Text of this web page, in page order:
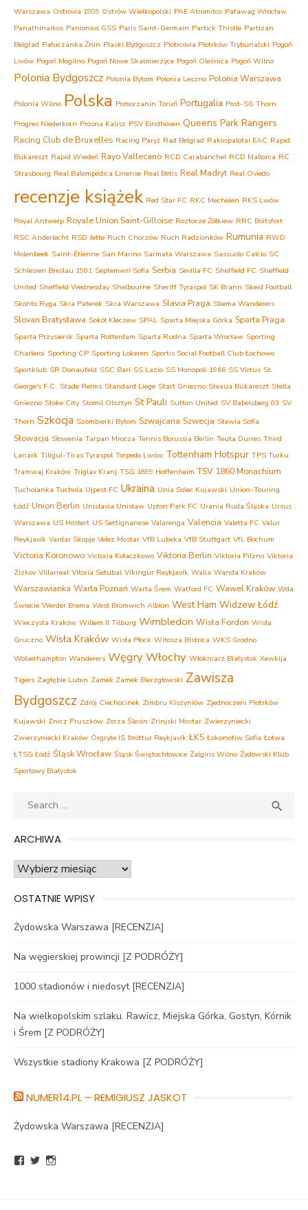
Warszawa Ostrovia 1909 Ostrów Wielkopolski PAE Atromitos Pafawag Wrocław
Panathinaikos Panionios GSS Paris Saint-Germain Partick Thistle Partizan
Belgrad Pałuczanka Żnin Piaski Bydgoszcz Piotrcovia Piotrków Trybunalski Pogoń
Lwów Pogoń Mogilno Pogoń Nowe Skalmierzyce Pogoń Oleśnica Pogoń Wilno
Polonia Bydgoszcz Polonia Bytom Polonia Leszno Polonia Warszawa
Polonia Wilno Polska Pomorzanin Toruń Portugalia Post-SG Thorn
Progres Niederkorn Prosna Kalisz PSV Eindhoven Queens Park Rangers
Racing Club de Bruxelles Racing Paryż Rad Belgrad Rakospalotai EAC Rapid
Bukareszt Rapid Wiedeń Rayo Vallecano RCD Carabanchel RCD Mallorca RC
Strasbourg Real Balompédica Linense Real Betis Real Madryt Real Oviedo
recenzje książek Red Star FC RKC Mechelen RKS Lwów
Royal Antwerp Royale Union Saint-Gilloise Roztocze Żółkiew RRC Boitsfort
RSC Anderlecht RSD Jette Ruch Chorzów Ruch Radzionków Rumunia RWD
Molenbeek Saint-Étienne San Marino Sarmata Warszawa Sassuolo Calcio SC
Schlesien Breslau 1901 Septemwri Sofia Serbia Sevilla FC Sheffield FC Sheffield
United Sheffield Wednesday Shelbourne Sheriff Tyraspol SK Brann Skeid Football
Skonto Ryga Skra Paterek Skra Warszawa Slavia Praga Sliema Wanderers
Slovan Bratysława Sokół Kleczew SPAL Sparta Miejska Górka Sparta Praga
Sparta Przysiersk Sparta Rotterdam Sparta Rudna Sparta Wrocław Sporting
Charleroi Sporting CP Sporting Lokeren Sportis Social Football Club Łochowo
Sportklub SR Donaufeld SSC Bari SS Lazio SS Monopoli 1966 SS Virtus St.
George's F.C. Stade Reims Standard Liege Start Gniezno Steaua Bukareszt Stella
Gniezno Stoke City Stomil Olsztyn St Pauli Sutton United SV Babelsberg 03 SV
Thorn Szkocja Szombierki Bytom Szwajcaria Szwecja Sławia Sofia
Słowacja Słowenia Tarpan Mrocza Tennis Borussia Berlin Teuta Durres Third
Lanark Tiligul-Tiras Tyraspol Torpedo Lwów Tottenham Hotspur TPS Turku
Tramwaj Kraków Triglav Kranj TSG 1899 Hoffenheim TSV 1860 Monachium
Tucholanka Tuchola Ujpest FC Ukraina Unia Solec Kujawski Union-Touring
Łódź Union Berlin Unislavia Unisław Upton Park FC Urania Ruda Śląska Ursus
Warszawa US Hostert US Settignanese Valarenga Valencia Valetta FC Valur
Reykjavík Vardar Skopje Velez Mostar VfB Lubeka VfB Stuttgart VfL Bochum
Victoria Koronowo Victoria Kołaczkowo Viktoria Berlin Viktoria Pilzno Viktoria
Zizkov Villarreal Vitoria Setubal Víkingur Reykjavík Walia Wanda Kraków
Warszawianka Warta Poznań Warta Śrem Watford FC Wawel Kraków Wda
Świecie Werder Brema West Bromwich Albion West Ham Widzew Łódź
Wieczysta Kraków Willem II Tilburg Wimbledon Wisła Fordon Wisła
Gruczno Wisła Kraków Wisła Płock Witosza Bistrica WKS Grodno
Wolverhampton Wanderers WęgryWłochy Włókniarz Białystok Xewkija
Tigers Zagłębie Lubin Zamek Zamek Bierzgłowski Zawisza
Bydgoszcz Zdrój Ciechocinek Zimbru Kiszyniów Zjednoczeni Piotrków
Kujawski Znicz Pruszków Zorza Ślesin Zrinjski Mostar Zwierzyniecki
Zwierzyniecki Kraków Örgryte IS Þróttur Reykjavík ŁKS Łokomotiw Sofia Łotwa
ŁTSG Łódź Śląsk Wrocław Śląsk Świętochłowice Żalgiris Wilno Żydowski Klub
Sportowy Białystok
Search

ARCHIWA
Archiwa
OSTATNIE WPISY
Żydowska Warszawa [RECENZJA]
Na węgierskiej prowincji [Z PODRÓŻY]
1000 stadionów i niedosyt [RECENZJA]
Na wielkopolskim szlaku. Rawicz, Miejska Górka, Gostyn, Kórnik
i Śrem [Z PODRÓŻY]
Wszystkie stadiony Krakowa [Z PODRÓŻY]
NUMER14.PL – REMIGIUSZ JASKOT
Żydowska Warszawa [RECENZJA]
ZobaczZobacz